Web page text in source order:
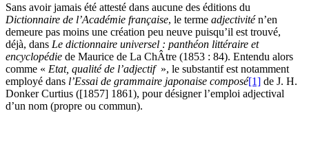
Sans avoir jamais été attesté dans aucune des éditions du
Dictionnaire de l’Académie française, le terme adjectivitén’en
demeure pas moins une création peu neuve puisqu’il est trouvé,
déjà, dans Le dictionnaire universel : panthéon littéraire et
encyclopédie de Maurice de La ChÂtre (1853 : 84). Entendu alors
comme « Etat, qualité de l’adjectif », le substantif est notamment
employé dans l’Essai de grammaire japonaise composé[1] de J. H.
Donker Curtius ([1857] 1861), pour désigner l’emploi adjectival
d’un nom (propre ou commun).